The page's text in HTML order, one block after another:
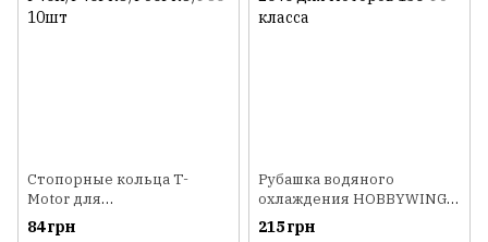
Стопорные кольца T-
Motor для
F40II/F40PRO/F60PRO/F80
84 грн
Рубашка водяного
охлаждения HOBBYWING
2040 для моторов 130-го
215 грн